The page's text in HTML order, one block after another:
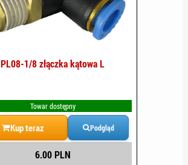
PL08-1/8 złączka kątowa L
Towar dostępny
Kup teraz Podgląd
6.00 PLN